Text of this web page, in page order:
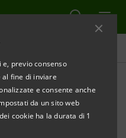
previo consenso
al fine di inviare
e consente anche
da un sito web
cookie ha la durata di 1
scelte finanziarie
2012